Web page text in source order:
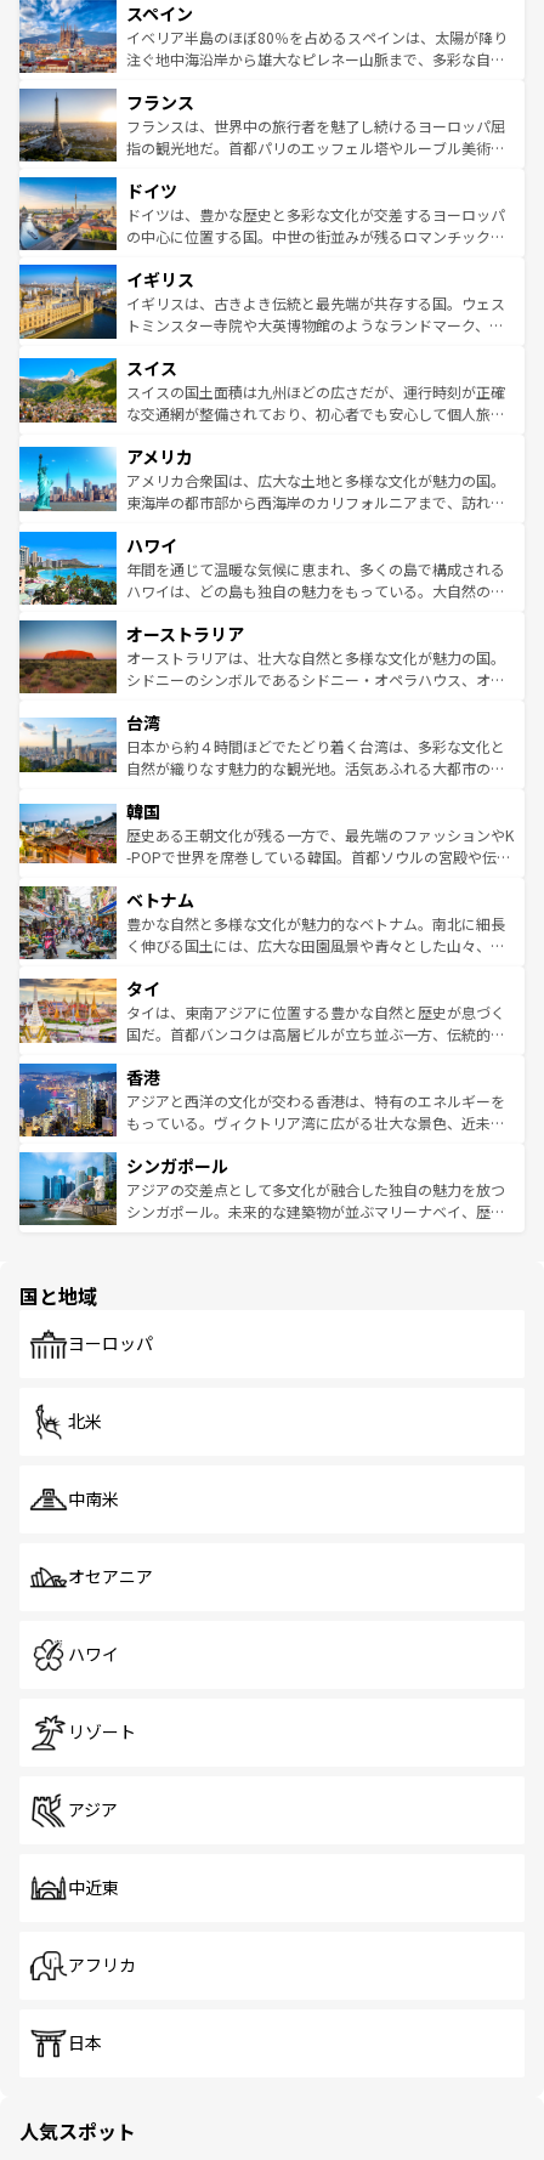
ろん、トスカーナの美しい田園風景やアマルフィ海岸の絶
景など、自然景観も見逃せない。観光の合間には、本場の
ピザやパスタなど、絶品のイタリア料理を堪能することも
ませてくれるイタリアで、忘れられない旅をしてみよう！
なお、新着のイタリア情報はコンテンツ一覧 を参照してほ
しい。
スペイン
イベリア半島のほぼ80％を占めるスペインは、太陽が降り
注ぐ地中海沿岸から雄大なピレネー山脈まで、多彩な自然
文化が根付くこの国では、情熱的なフラメンコ、熱気あふ
れる闘牛、そして美味しいタパスが生活の一部となってい
る。首都マドリードの洗練された雰囲気や、バルセロナの
の城塞都市、穏やかなビーチリゾートまで多彩な表情を見
せる。地方によって風土や気候が異なるスペインはその個
性で訪れる人を魅了する。 なお、新着のスペイン情報はコ
フランス
フランスは、世界中の旅行者を魅了し続けるヨーロッパ屈
指の観光地だ。首都パリのエッフェル塔やルーブル美術館
で、幅広い魅力が詰まっている。華麗な宮殿、歴史的な大
聖堂、美しいビーチ、そして豊かな自然が、訪れる者を心
から魅了する。また、フランスは美食の国としても知ら
いる。シャンパンの発祥地であるランス、プロヴァンスの
香り高いラベンダー畑など、多彩な楽しみ方が可能だ。さ
らに、パリ以外の地域にも魅力が溢れており、どの街角に
れる地方に足を運ぶとそれぞれで全く異なる文化を体験で
きるだろう。 なお、新着のフランス情報はコンテンツ一覧
を参照してほしい。
ドイツ
ドイツは、豊かな歴史と多彩な文化が交差するヨーロッパ
の中心に位置する国。中世の街並みが残るロマンチック街
顔を持つこの国は、どこを歩いても飽きることがない。ベ
ルリンの文化的活気、バイエルン州のアルプスの絶景、そ
してライン川沿いのワイン畑といった風景は必見。ビール
は、お酒好きな人にはぜひ体験してほしい。 なお、新着の
ドイツ情報はコンテンツ一覧を参照してほしい。
イギリス
イギリスは、古きよき伝統と最先端が共存する国。ウェス
トミンスター寺院や大英博物館のようなランドマーク、歴
リアごとに異なる魅力がある。また、優雅なアフタヌーン
ティー、ビール好きにはたまらない英国パブ、サッカー観
戦など、本場だからこそできる体験も豊富。イギリスを旅
ンツ一覧を参照してほしい。
スイス
スイスの国土面積は九州ほどの広さだが、運行時刻が正確
な交通網が整備されており、初心者でも安心して個人旅行
の建物がそのまま残る町や、スイスならではのユニークな
博物館もあり、アルプス観光だけでなく町歩きも満喫する
ことができる。国民の所得が高いため物価も高いが、旅行
ば市内交通費無料で観光を楽しむこともできる。 なお、新
着のスイス情報はコンテンツ一覧 を参照してほしい。
アメリカ
アメリカ合衆国は、広大な土地と多様な文化が魅力の国。
東海岸の都市部から西海岸のカリフォルニアまで、訪れる
のような巨大都市は、観光、ショッピング、エンターテイ
ンメントが詰まった刺激的なスポットだ。一方、アメリカ
西部には大自然が広がり、グランドキャニオンやイエロー
部のニューオーリンズでは、音楽と美食が融合した独特の
文化が魅力。旅行者はアメリカの各地域で異なる魅力を楽
しみながら、その多様性と豊かな歴史を感じることができ
ならではの贅沢な旅のスタイルだ。 なお、新着のアメリカ
情報はコンテンツ一覧を参照してほしい。
ハワイ
年間を通じて温暖な気候に恵まれ、多くの島で構成される
ハワイは、どの島も独自の魅力をもっている。大自然の神
ワイ島は見逃せない。また、定番の観光地といえばオアフ
島だが、静かな自然を求めるならマウイ島やカウアイ島が
おすすめ。エメラルドグリーンに輝く海をはじめ、豊かな
れるおもてなしの心で訪れる人々を迎えてくれるハワイの
人々、おいしいローカルフードやハワイアンミュージッ
ク、伝統的なフラダンスなど、すべてがハワイの魅力を彩
ワイを、存分に味わってほしい。 なお、新着のハワイ情報
はコンテンツ一覧を参照してほしい。
オーストラリア
オーストラリアは、壮大な自然と多様な文化が魅力の国。
シドニーのシンボルであるシドニー・オペラハウス、オー
リアリーフや大陸中央部にそびえるウルル（エアーズロッ
ク）、タスマニアの美しい原生林やケアンズの熱帯雨林な
ど、見どころがたくさん。また、カフェやワイン、オージ
いる。アクティビティも充実しており、サーフィンやダイ
ビング、ハイキングなど、アウトドア好きにはたまらな
い。オーストラリアの多彩な魅力を存分に味わいつくそ
参照してほしい。
台湾
日本から約４時間ほどでたどり着く台湾は、多彩な文化と
自然が織りなす魅力的な観光地。活気あふれる大都市の台
ン）、静ひつな山岳地帯である台湾東部など、都市の喧騒
と山間の静けさが共存しており、訪れる人に新しい発見と
驚きをもたらしてくれる。また、奥深い台湾の食文化も魅
容にもいいと評判のスイーツなど、バラエティ豊かな料理
が味わえる。 なお、新着の台湾情報は コンテンツ一覧を参
照してほしい。
韓国
歴史ある王朝文化が残る一方で、最先端のファッションやK
-POPで世界を席巻している韓国。首都ソウルの宮殿や伝統
き、地方に足を延ばせば四季折々の自然美を楽しむことが
できる。そして、キムチや焼肉、絶品のストリートフード
まで、さまざまな韓国料理が待っている。夜には、韓国な
リティに包まれながら、韓国の多彩な魅力を心ゆくまで味
わってみてほしい。 なお、新着の韓国情報はコンテンツ一
覧を参照してほしい。
ベトナム
豊かな自然と多様な文化が魅力的なベトナム。南北に細長
く伸びる国土には、広大な田園風景や青々とした山々、世
急速な発展と共に伝統が息づく。ハノイの古い町並みやホ
ーチミン市のフランス統治時代の建物も、独特の雰囲気を
醸し出している。また、バラエティの豊かさとおいしさで
とつ。フォーやバインミー、ベトナムコーヒーなどは、ぜ
ひ現地で味わいたい。どの地域を訪れてもあたたかい人々
が旅行者を迎えてくれるので、きっと忘れられない旅にな
参照してほしい。
タイ
タイは、東南アジアに位置する豊かな自然と歴史が息づく
国だ。首都バンコクは高層ビルが立ち並ぶ一方、伝統的な
の活気が交差している。北部ではチェンマイなどの山岳地
帯で自然と触れ合い、南部ではプーケットやクラビの美し
いビーチでリゾート気分を楽しむことができる。タイ料理
激する。気候は一年中温暖で、どの季節にも異なる楽しみ
が待っている。親しみやすいタイの人々、仏教を中心とし
た文化、そして多様な観光資源が、訪れる旅人を魅了し続
香港
アジアと西洋の文化が交わる香港は、特有のエネルギーを
もっている。ヴィクトリア湾に広がる壮大な景色、近未来
み、どこを訪れても感動するはず。観光スポットが密集し
ており、効率よく見どころを回れるのも魅力。息をのむよ
うな絶景から文化的な体験まで、香港を存分に楽しみ尽く
シンガポール
アジアの交差点として多文化が融合した独自の魅力を放つ
シンガポール。未来的な建築物が並ぶマリーナベイ、歴史
で、ホーカーズは地元の風情を楽しめる外せないスポット
国と地域
ヨーロッパ
北米
中南米
オセアニア
ハワイ
リゾート
アジア
中近東
アフリカ
日本
人気スポット